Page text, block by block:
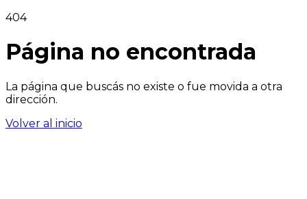
404
Página no encontrada
La página que buscás no existe o fue movida a otra
dirección.
Volver al inicio